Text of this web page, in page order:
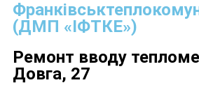
(ДМП «ІФТКЕ»)
Ремонт вводу
Довга, 27